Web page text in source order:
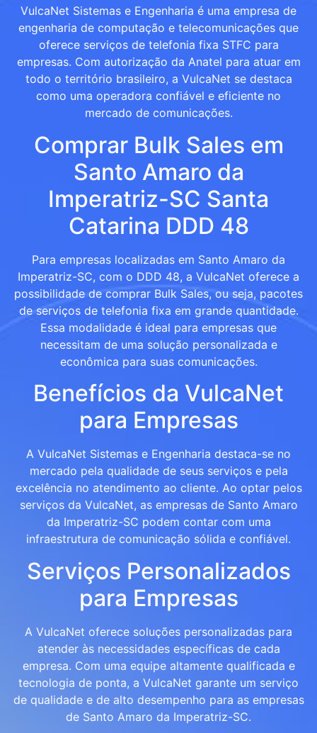
VulcaNet Sistemas e Engenharia é uma empresa de
engenharia de computação e telecomunicações que
oferece serviços de telefonia fixa STFC para
empresas. Com autorização da Anatel para atuar em
todo o território brasileiro, a VulcaNet se destaca
como uma operadora confiável e eficiente no
mercado de comunicações.
Comprar Bulk Sales em
Santo Amaro da
Imperatriz-SC Santa
Catarina DDD 48
Para empresas localizadas em Santo Amaro da
Imperatriz-SC, com o DDD 48, a VulcaNet oferece a
possibilidade de comprar Bulk Sales, ou seja, pacotes
de serviços de telefonia fixa em grande quantidade.
Essa modalidade é ideal para empresas que
necessitam de uma solução personalizada e
econômica para suas comunicações.
Benefícios da VulcaNet
para Empresas
A VulcaNet Sistemas e Engenharia destaca-se no
mercado pela qualidade de seus serviços e pela
excelência no atendimento ao cliente. Ao optar pelos
serviços da VulcaNet, as empresas de Santo Amaro
da Imperatriz-SC podem contar com uma
infraestrutura de comunicação sólida e confiável.
Serviços Personalizados
para Empresas
A VulcaNet oferece soluções personalizadas para
atender às necessidades específicas de cada
empresa. Com uma equipe altamente qualificada e
tecnologia de ponta, a VulcaNet garante um serviço
de qualidade e de alto desempenho para as empresas
de Santo Amaro da Imperatriz-SC.